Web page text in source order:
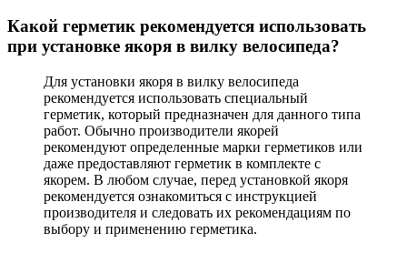
Какой герметик рекомендуется использовать
при установке якоря в вилку велосипеда?
Для установки якоря в вилку велосипеда
рекомендуется использовать специальный
герметик, который предназначен для данного типа
работ. Обычно производители якорей
рекомендуют определенные марки герметиков или
даже предоставляют герметик в комплекте с
якорем. В любом случае, перед установкой якоря
рекомендуется ознакомиться с инструкцией
производителя и следовать их рекомендациям по
выбору и применению герметика.